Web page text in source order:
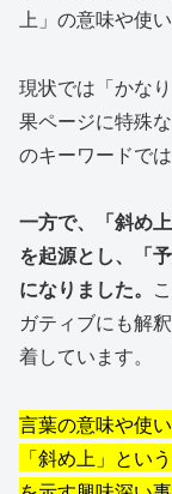
上」の意味や使
現状では「かな
果ページに特殊
のキーワードで
一方で、「斜め
を起源とし、「
になりました。
ガティブにも解
着しています。
言葉の意味や使
「斜め上」とい